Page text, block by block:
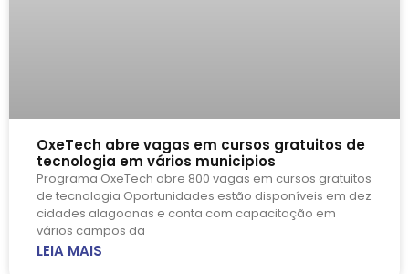
OxeTech abre vagas em cursos gratuitos de
tecnologia em vários municipios
Programa OxeTech abre 800 vagas em cursos gratuitos
de tecnologia Oportunidades estão disponíveis em dez
cidades alagoanas e conta com capacitação em
vários campos da
LEIA MAIS